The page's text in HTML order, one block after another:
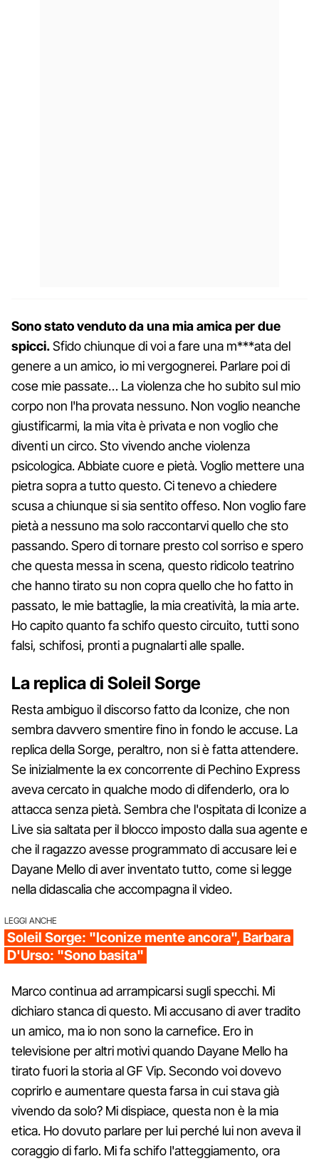
Sono stato venduto da una mia amica per due
spicci.Sfido chiunque di voi a fare una m***ata del
genere a un amico, io mi vergognerei. Parlare poi di
cose mie passate… La violenza che ho subito sul mio
corpo non l'ha provata nessuno. Non voglio neanche
giustificarmi, la mia vita è privata e non voglio che
diventi un circo. Sto vivendo anche violenza
psicologica. Abbiate cuore e pietà. Voglio mettere una
pietra sopra a tutto questo. Ci tenevo a chiedere
scusa a chiunque si sia sentito offeso. Non voglio fare
pietà a nessuno ma solo raccontarvi quello che sto
passando. Spero di tornare presto col sorriso e spero
che questa messa in scena, questo ridicolo teatrino
che hanno tirato su non copra quello che ho fatto in
passato, le mie battaglie, la mia creatività, la mia arte.
Ho capito quanto fa schifo questo circuito, tutti sono
falsi, schifosi, pronti a pugnalarti alle spalle.
La replica di Soleil Sorge
Resta ambiguo il discorso fatto da Iconize, che non
sembra davvero smentire fino in fondo le accuse. La
replica della Sorge, peraltro, non si è fatta attendere.
Se inizialmente la ex concorrente di Pechino Express
aveva cercato in qualche modo di difenderlo, ora lo
attacca senza pietà. Sembra che l'ospitata di Iconize a
Live sia saltata per il blocco imposto dalla sua agente e
che il ragazzo avesse programmato di accusare lei e
Dayane Mello di aver inventato tutto, come si legge
nella didascalia che accompagna il video.
LEGGI ANCHE
Soleil Sorge: "Iconize mente ancora", Barbara
D'Urso: "Sono basita"
Marco continua ad arrampicarsi sugli specchi. Mi
dichiaro stanca di questo. Mi accusano di aver tradito
un amico, ma io non sono la carnefice. Ero in
televisione per altri motivi quando Dayane Mello ha
tirato fuori la storia al GF Vip. Secondo voi dovevo
coprirlo e aumentare questa farsa in cui stava già
vivendo da solo? Mi dispiace, questa non è la mia
etica. Ho dovuto parlare per lui perché lui non aveva il
coraggio di farlo. Mi fa schifo l'atteggiamento, ora